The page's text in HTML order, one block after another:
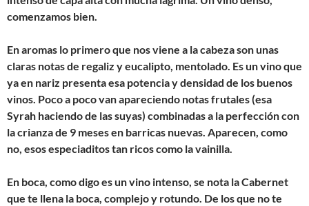
comenzamos bien.
En aromas lo primero que nos viene a la cabeza son unas
claras notas de regaliz y eucalipto, mentolado. Es un vino que
ya en nariz presenta esa potencia y densidad de los buenos
vinos. Poco a poco van apareciendo notas frutales (esa
Syrah haciendo de las suyas) combinadas a la perfección con
la crianza de 9 meses en barricas nuevas. Aparecen, como
no, esos especiaditos tan ricos como la vainilla.
En boca, como digo es un vino intenso, se nota la Cabernet
que te llena la boca, complejo y rotundo. De los que no te